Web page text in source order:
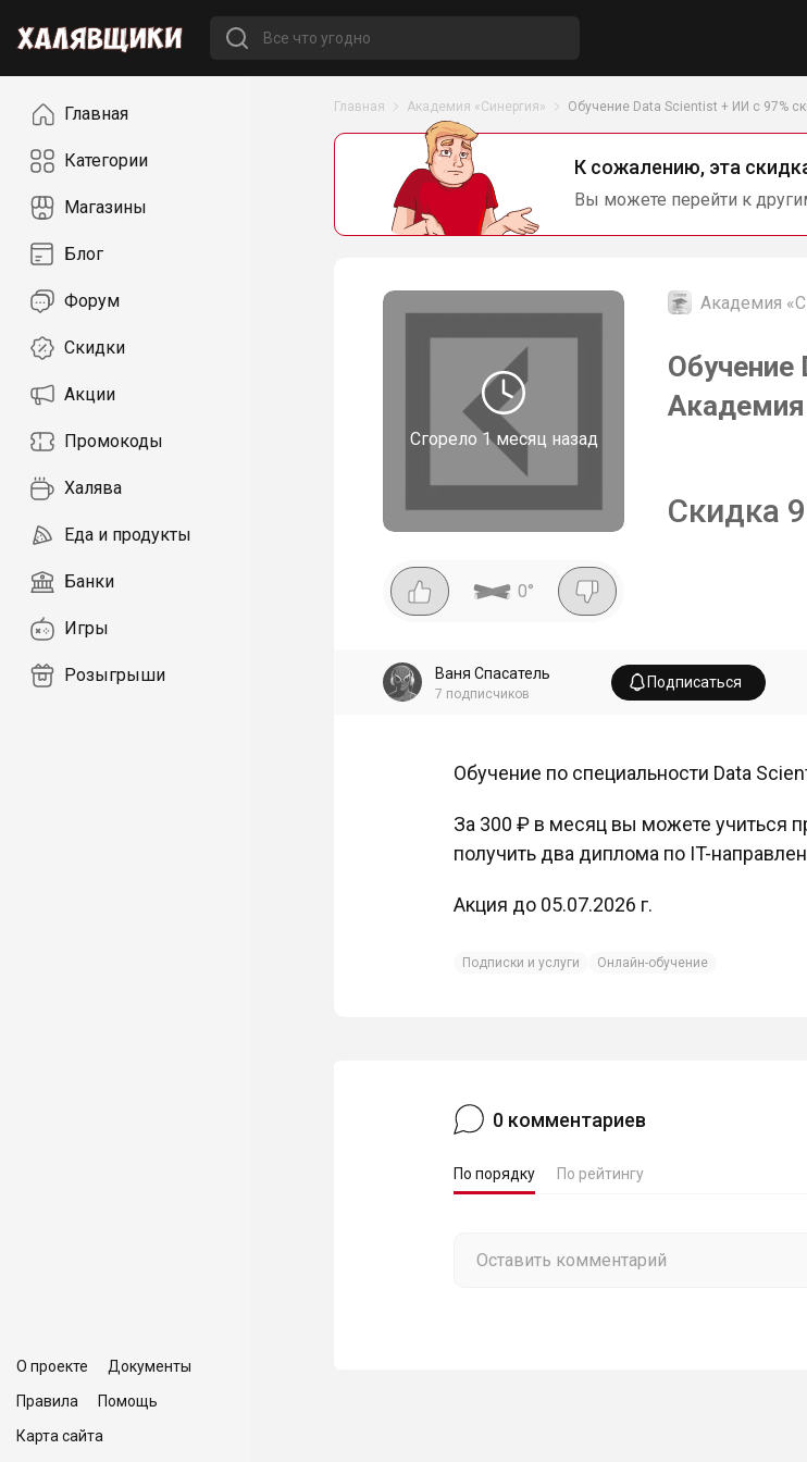
НавигацияГлавная
Категории
Магазины
Блог
Форум
Скидки
Акции
Промокоды
Халява
Еда и продукты
Банки
Игры
Розыгрыши
О проекте
Документы
Правила
Помощь
Карта сайта
Главная Академия «Синергия» Обучение Data Scientist + ИИ с 97%
К сожалению, эта
Вы можете перейти к
Сгорело 1 месяц назад
Академия
Обучение
Академия
Скидка
0°
Ваня Спасатель
7 подписчиков
Подписаться
Обучение по специальности Data
За 300 ₽ в месяц вы можете учиться
получить два диплома по IT-
Акция до 05.07.2026 г.
Подписки и услуги Онлайн-обучение
0 комментариев
По порядку По рейтингу